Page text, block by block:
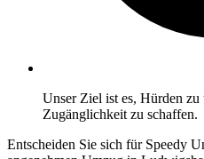
Unser Ziel ist es, Hürden
Zugänglichkeit zu schaffen.
Entscheiden Sie sich für Speedy